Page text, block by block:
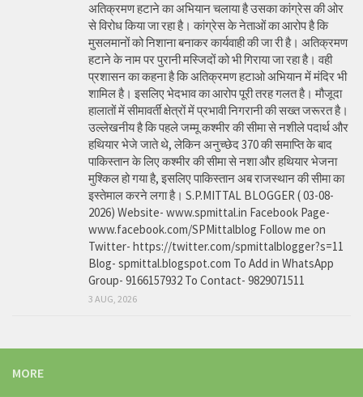
अतिक्रमण हटाने का अभियान चलाया है उसका कांग्रेस की ओर
से विरोध किया जा रहा है। कांग्रेस के नेताओं का आरोप है कि
मुसलमानों को निशाना बनाकर कार्यवाही की जा री है। अतिक्रमण
हटाने के नाम पर पुरानी मस्जिदों को भी गिराया जा रहा है। वही
प्रशासन का कहना है कि अतिक्रमण हटाओ अभियान में मंदिर भी
शामिल है। इसलिए भेदभाव का आरोप पूरी तरह गलत है। मौजूदा
हालातों में सीमावर्ती क्षेत्रों में प्रभावी निगरानी की सख्त जरूरत है।
उल्लेखनीय है कि पहले जम्मू कश्मीर की सीमा से नशीले पदार्थ और
हथियार भेजे जाते थे, लेकिन अनुच्छेद 370 की समाप्ति के बाद
पाकिस्तान के लिए कश्मीर की सीमा से नशा और हथियार भेजना
मुश्किल हो गया है, इसलिए पाकिस्तान अब राजस्थान की सीमा का
इस्तेमाल करने लगा है। S.P.MITTAL BLOGGER ( 03-08-
2026) Website- www.spmittal.in Facebook Page-
www.facebook.com/SPMittalblog Follow me on
Twitter- https://twitter.com/spmittalblogger?s=11
Blog- spmittal.blogspot.com To Add in WhatsApp
Group- 9166157932 To Contact- 9829071511
3 AUG, 2026
MORE